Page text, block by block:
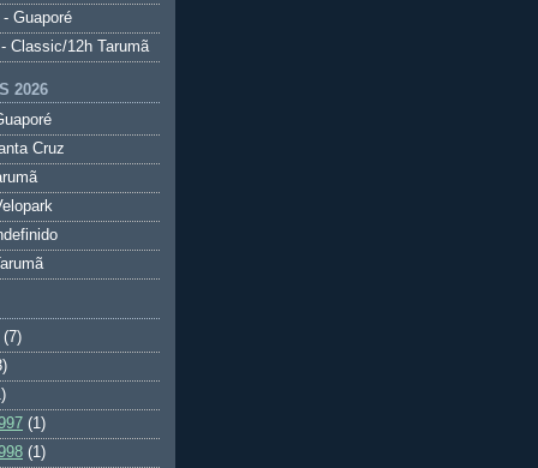
Guaporé
Classic/12h Tarumã
2026
Cruz
(7)
(1)
(1)